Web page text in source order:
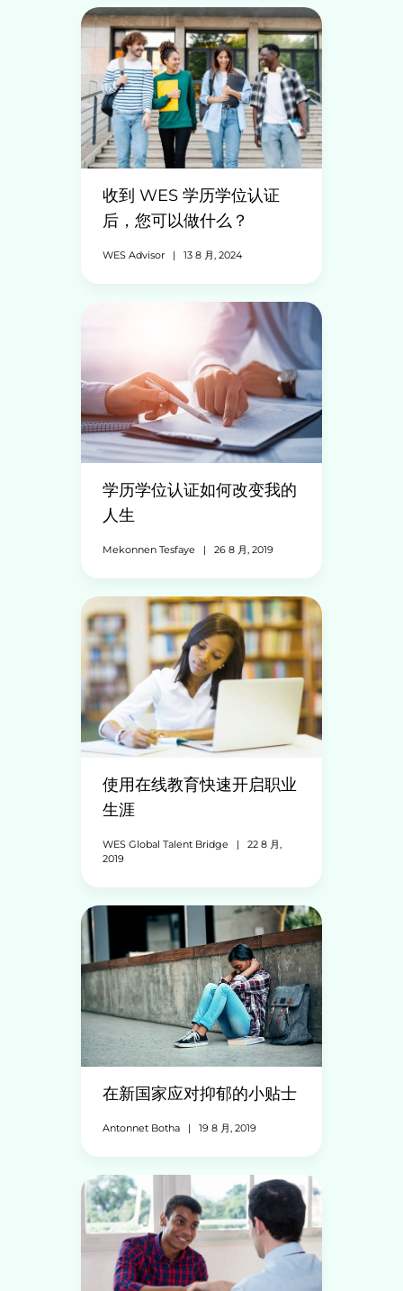
收到 WES 学历学位认证
后，您可以做什么？
WES Advisor | 13 8 月, 2024
学历学位认证如何改变我的
人生
Mekonnen Tesfaye | 26 8 月, 2019
使用在线教育快速开启职业
生涯
WES Global Talent Bridge |
22 8 月,
2019
在新国家应对抑郁的小贴士
Antonnet Botha | 19 8 月, 2019